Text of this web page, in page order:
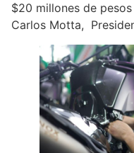
$20 millones de
Carlos Motta,